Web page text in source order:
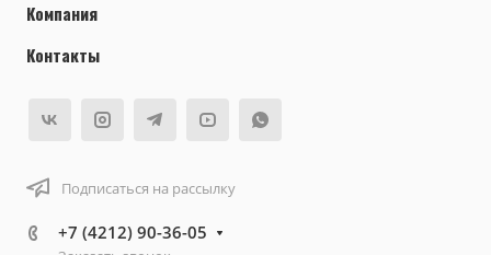
Компания
Контакты
Подписаться на рассылку
+7 (4212) 90-36-05